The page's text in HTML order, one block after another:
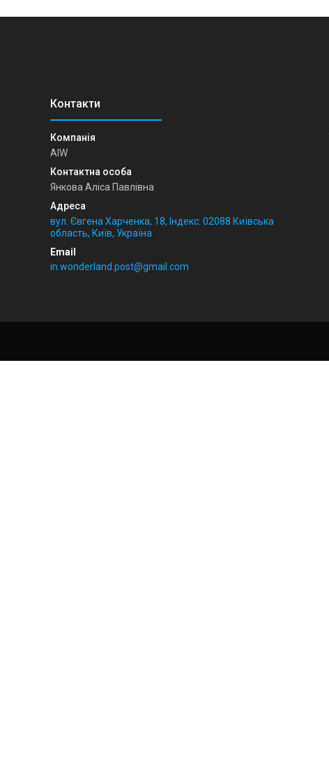
AIW
Янкова Аліса Павлівна
вул. Євгена Харченка, 18, Індекс: 02088 Київська
область, Київ, Україна
in.wonderland.post@gmail.com